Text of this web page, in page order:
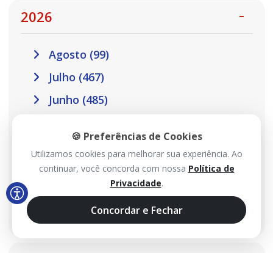
2026
Agosto (99)
Julho (467)
Junho (485)
Abril (457)
Março (410)
Fevereiro (301)
Janeiro (302)
🍪 Preferências de Cookies
Utilizamos cookies para melhorar sua experiência. Ao
continuar, você concorda com nossa Política de
Privacidade.
Concordar e Fechar